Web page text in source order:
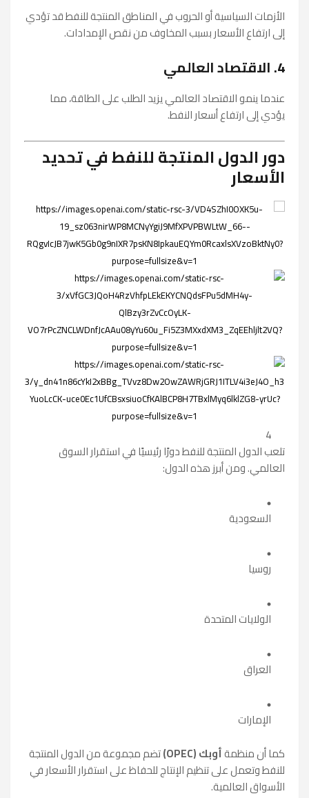
الأزمات السياسية أو الحروب في المناطق المنتجة للنفط قد تؤدي
إلى ارتفاع الأسعار بسبب المخاوف من نقص الإمدادات.
4. الاقتصاد العالمي
عندما ينمو الاقتصاد العالمي يزيد الطلب على الطاقة، مما
يؤدي إلى ارتفاع أسعار النفط.
دور الدول المنتجة للنفط في تحديد
الأسعار
4
تلعب الدول المنتجة للنفط دورًا رئيسيًا في استقرار السوق
العالمي. ومن أبرز هذه الدول:
السعودية
روسيا
الولايات المتحدة
العراق
الإمارات
كما أن منظمةأوبك (OPEC)
تضم مجموعة من الدول المنتجة
للنفط وتعمل على تنظيم الإنتاج للحفاظ على استقرار الأسعار في
الأسواق العالمية.